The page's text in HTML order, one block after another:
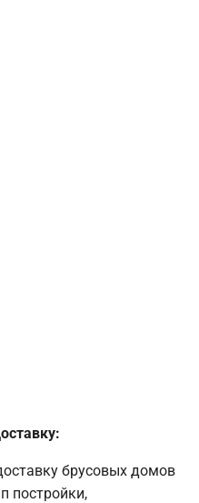
брусовых домов
постройки,